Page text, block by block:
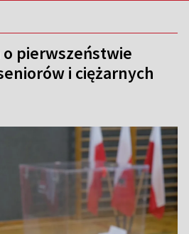
pierwszeństwie
i ciężarnych